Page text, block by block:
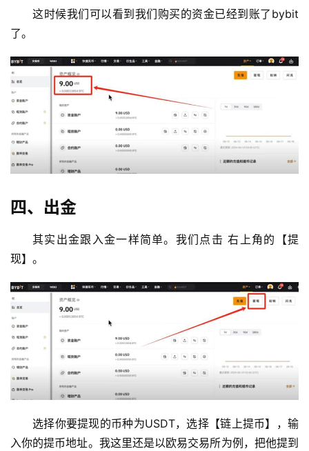
这时候我们可以看到我们购买的资金已经到账了bybit
了。
四、出金
其实出金跟入金一样简单。我们点击 右上角的【提
现】。
选择你要提现的币种为USDT，选择【链上提币】，输
入你的提币地址。我这里还是以欧易交易所为例，把他提到